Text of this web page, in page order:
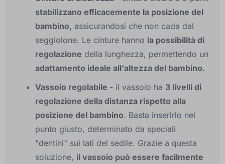
stabilizzano efficacemente la posizione del
bambino, assicurandosi che non cada dal
seggiolone. Le cinture hanno la possibilità di
regolazione della lunghezza, permettendo un
adattamento ideale all'altezza del bambino.
Vassoio regolabile - il vassoio ha 3 livelli di
regolazione della distanza rispetto alla
posizione del bambino. Basta inserirlo nel
punto giusto, determinato da speciali
"dentini" sui lati del sedile. Grazie a questa
soluzione, il vassoio può essere facilmente